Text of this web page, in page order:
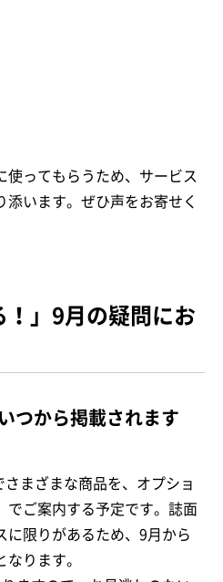
使ってもらうため、サービス
添います。ぜひ声をお寄せく
！」9月の疑問にお
つから掲載されます
まざまな商品を、オプショ
でご案内する予定です。誌面
に限りがあるため、9月から
なります。